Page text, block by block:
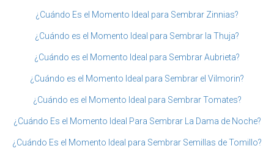
¿Cuándo Es el Momento Ideal para Sembrar Zinnias?
¿Cuándo es el Momento Ideal para Sembrar la Thuja?
¿Cuándo es el Momento Ideal para Sembrar Aubrieta?
¿Cuándo es el Momento Ideal para Sembrar el Vilmorin?
¿Cuándo es el Momento Ideal para Sembrar Tomates?
¿Cuándo Es el Momento Ideal Para Sembrar La Dama de Noche?
¿Cuándo Es el Momento Ideal para Sembrar Semillas de Tomillo?